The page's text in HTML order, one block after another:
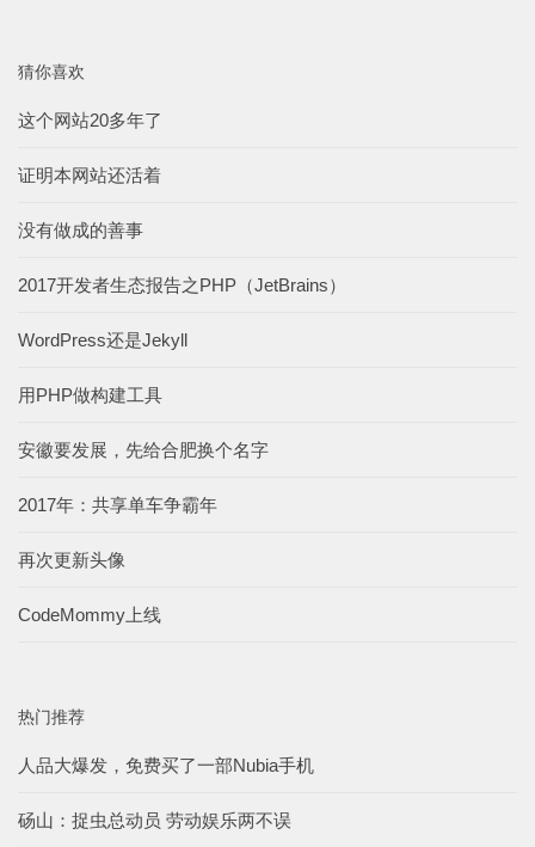
猜你喜欢
这个网站20多年了
证明本网站还活着
没有做成的善事
2017开发者生态报告之PHP（JetBrains）
WordPress还是Jekyll
用PHP做构建工具
安徽要发展，先给合肥换个名字
2017年：共享单车争霸年
再次更新头像
CodeMommy上线
热门推荐
人品大爆发，免费买了一部Nubia手机
砀山：捉虫总动员 劳动娱乐两不误